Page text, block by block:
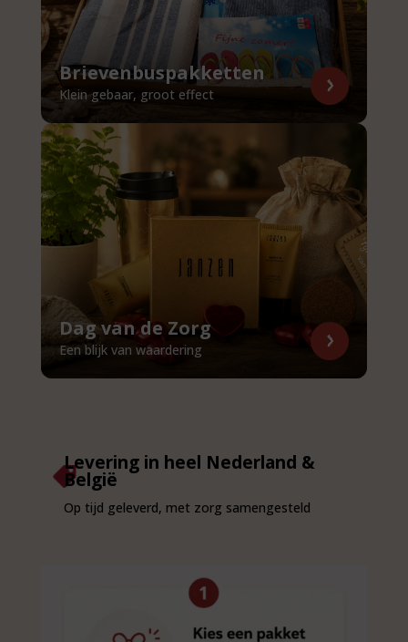
Brievenbuspakketten
Klein gebaar, groot effect
Dag van de Zorg
Een blijk van waardering

Levering in heel Nederland &
België
Op tijd geleverd, met zorg samengesteld